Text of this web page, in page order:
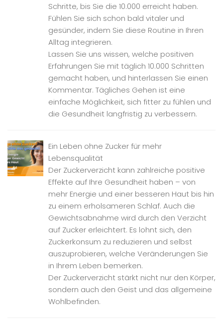
Schritte, bis Sie die 10.000 erreicht haben.
Fühlen Sie sich schon bald vitaler und
gesünder, indem Sie diese Routine in Ihren
Alltag integrieren.
Lassen Sie uns wissen, welche positiven
Erfahrungen Sie mit täglich 10.000 Schritten
gemacht haben, und hinterlassen Sie einen
Kommentar. Tägliches Gehen ist eine
einfache Möglichkeit, sich fitter zu fühlen und
die Gesundheit langfristig zu verbessern.
Ein Leben ohne Zucker für mehr
Lebensqualität
Der Zuckerverzicht kann zahlreiche positive
Effekte auf Ihre Gesundheit haben – von
mehr Energie und einer besseren Haut bis hin
zu einem erholsameren Schlaf. Auch die
Gewichtsabnahme wird durch den Verzicht
auf Zucker erleichtert. Es lohnt sich, den
Zuckerkonsum zu reduzieren und selbst
auszuprobieren, welche Veränderungen Sie
in Ihrem Leben bemerken.
Der Zuckerverzicht stärkt nicht nur den Körper,
sondern auch den Geist und das allgemeine
Wohlbefinden.